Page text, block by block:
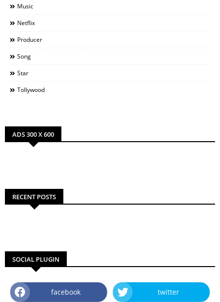
Music
Netflix
Producer
Song
Star
Tollywood
ADS 300 X 600
RECENT POSTS
SOCIAL PLUGIN
facebook twitter